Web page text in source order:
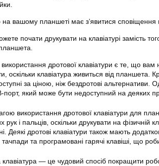
на вашому планшеті має з’явитися
почати друкувати на клавіатурі замість
дротової клавіатури є те, що вам
оскільки клавіатура живиться від планшета.
за ціною, ніж бездротові
який може бути недоступний на деяких
використання дротової клавіатури для
і пальців, оскільки друкувати на фізичній
Деякі дротові клавіатури також мають
тачпади та програмовані гарячі клавіші, що
— це чудовий спосіб покращити